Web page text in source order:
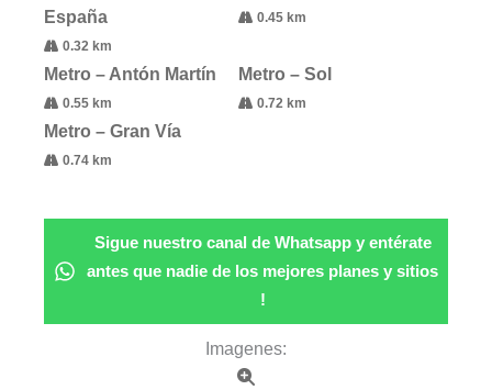
España
0.32 km
0.45 km
Metro – Antón Martín
0.55 km
Metro – Sol
0.72 km
Metro – Gran Vía
0.74 km
Sigue nuestro canal de Whatsapp y entérate
antes que nadie de los mejores planes y sitios
!
Imagenes: